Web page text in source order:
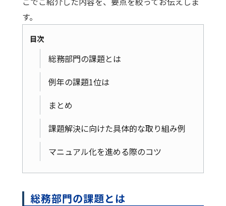
す。
目次
総務部門の課題とは
例年の課題1位は
まとめ
課題解決に向けた具体的な取り組み例
マニュアル化を進める際のコツ
総務部門の課題とは